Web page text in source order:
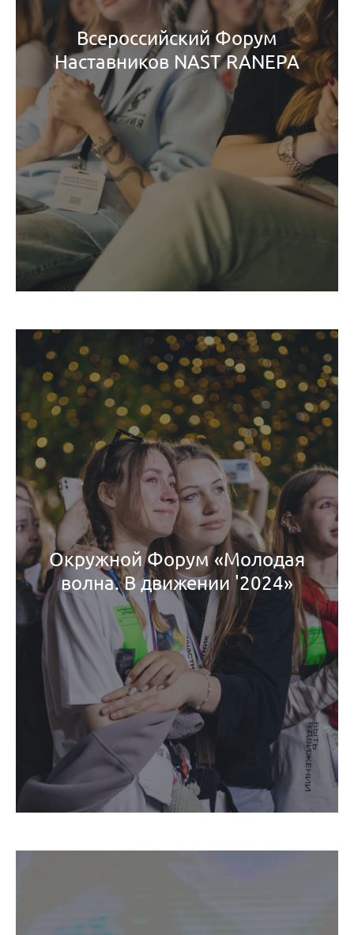
Всероссийский Форум
Наставников NAST RANEPA
Окружной Форум «Молодая
волна. В движении '2024»